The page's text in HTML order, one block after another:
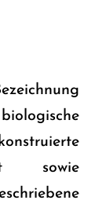
sowie